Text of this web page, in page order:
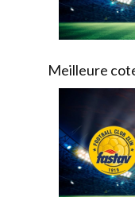
Meilleure